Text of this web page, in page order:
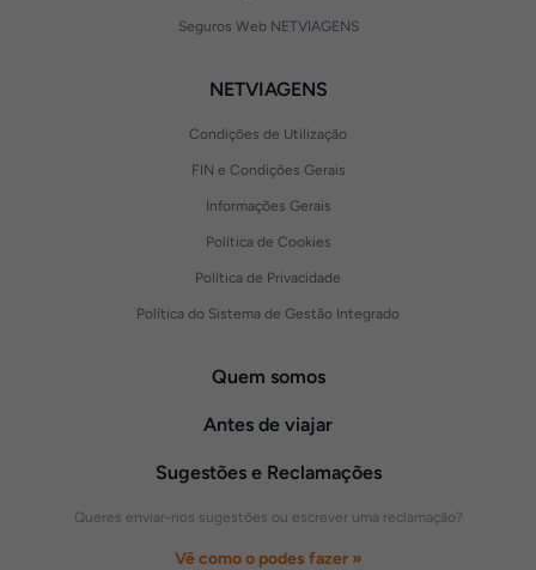
Seguros Web NETVIAGENS
NETVIAGENS
Condições de Utilização
FIN e Condições Gerais
Informações Gerais
Política de Cookies
Política de Privacidade
Política do Sistema de Gestão Integrado
Quem somos
Antes de viajar
Sugestões e Reclamações
Queres enviar-nos sugestões ou escrever uma reclamação?
Vê como o podes fazer »